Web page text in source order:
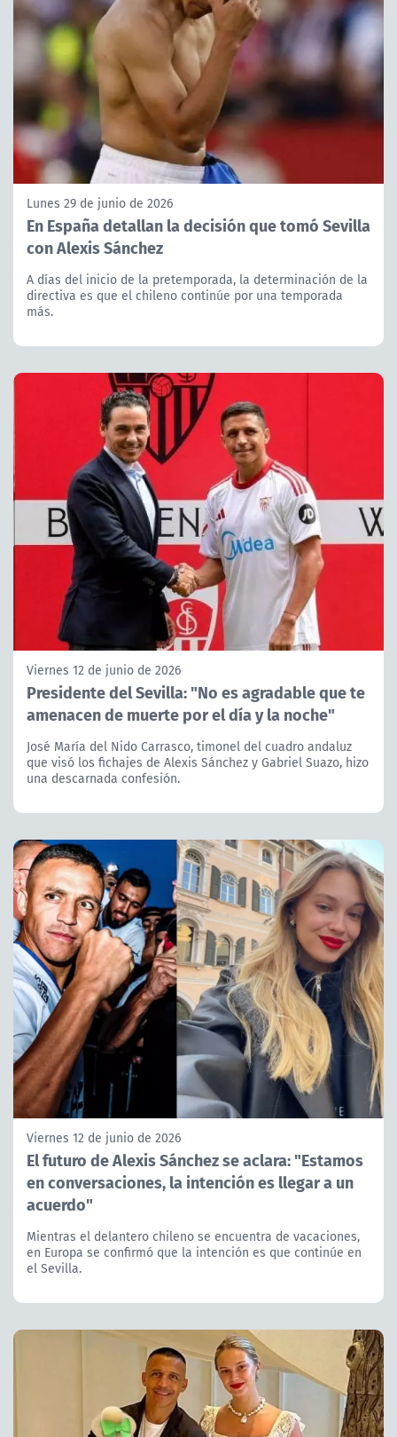
Lunes 29 de junio de 2026
En España detallan la decisión que tomó Sevilla
con Alexis Sánchez
A días del inicio de la pretemporada, la determinación de la
directiva es que el chileno continúe por una temporada
más.
Viernes 12 de junio de 2026
Presidente del Sevilla: "No es agradable que te
amenacen de muerte por el día y la noche"
José María del Nido Carrasco, timonel del cuadro andaluz
que visó los fichajes de Alexis Sánchez y Gabriel Suazo, hizo
una descarnada confesión.
Viernes 12 de junio de 2026
El futuro de Alexis Sánchez se aclara: "Estamos
en conversaciones, la intención es llegar a un
acuerdo"
Mientras el delantero chileno se encuentra de vacaciones,
en Europa se confirmó que la intención es que continúe en
el Sevilla.